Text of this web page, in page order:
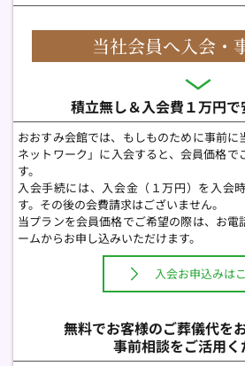
当社会員へ入会・
積立無し＆入会費１万円
おおすみ会館では、もしものために事前
ネットワーク」に入会すると、会員価格で
す。
入会手続には、入会金（１万円）を入会
す。その後の会費請求はございません。
当プランを会員価格でご希望の際は、お電
ームからお申し込みいただけます。
入会お申込みは
無料でお客様のご葬儀代を
事前相談をご活用く